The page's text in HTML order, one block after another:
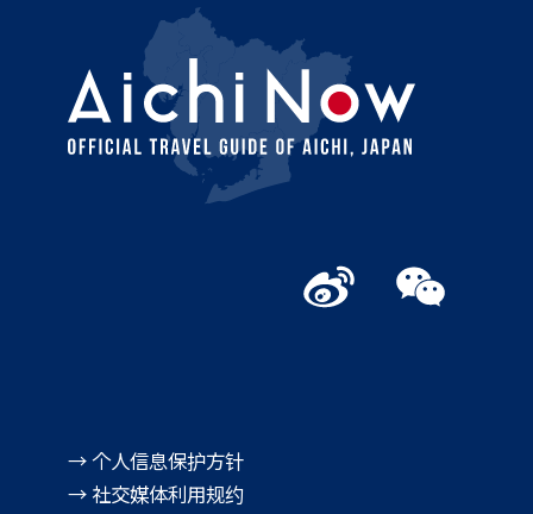
→ 个人信息保护方针
→ 社交媒体利用规约